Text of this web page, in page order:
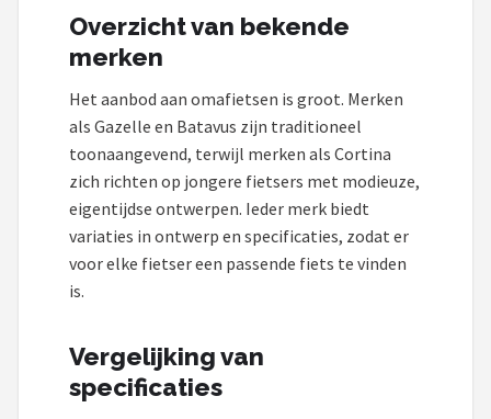
Overzicht van bekende
merken
Het aanbod aan omafietsen is groot. Merken
als Gazelle en Batavus zijn traditioneel
toonaangevend, terwijl merken als Cortina
zich richten op jongere fietsers met modieuze,
eigentijdse ontwerpen. Ieder merk biedt
variaties in ontwerp en specificaties, zodat er
voor elke fietser een passende fiets te vinden
is.
Vergelijking van
specificaties